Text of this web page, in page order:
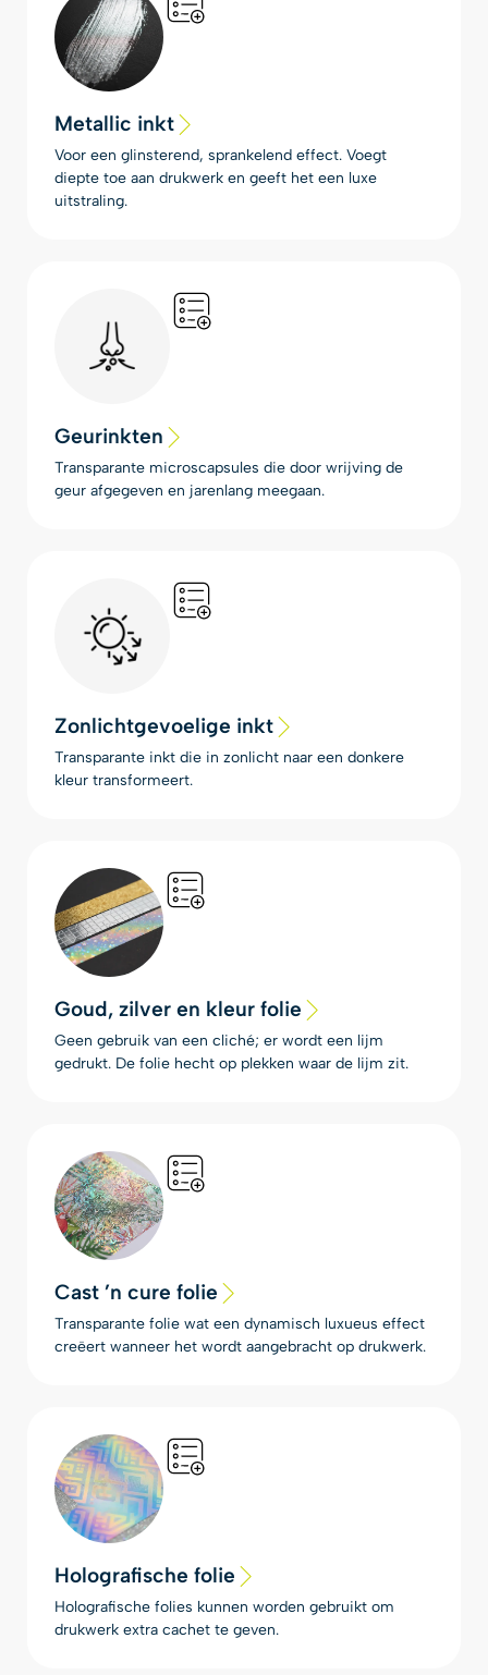
Metallic inkt
Voor een glinsterend, sprankelend effect. Voegt
diepte toe aan drukwerk en geeft het een luxe
uitstraling.
Geurinkten
Transparante microscapsules die door wrijving de
geur afgegeven en jarenlang meegaan.
Zonlichtgevoelige inkt
Transparante inkt die in zonlicht naar een donkere
kleur transformeert.
Goud, zilver en kleur folie
Geen gebruik van een cliché; er wordt een lijm
gedrukt. De folie hecht op plekken waar de lijm zit.
Cast ’n cure folie
Transparante folie wat een dynamisch luxueus effect
creëert wanneer het wordt aangebracht op drukwerk.
Holografische folie
Holografische folies kunnen worden gebruikt om
drukwerk extra cachet te geven.